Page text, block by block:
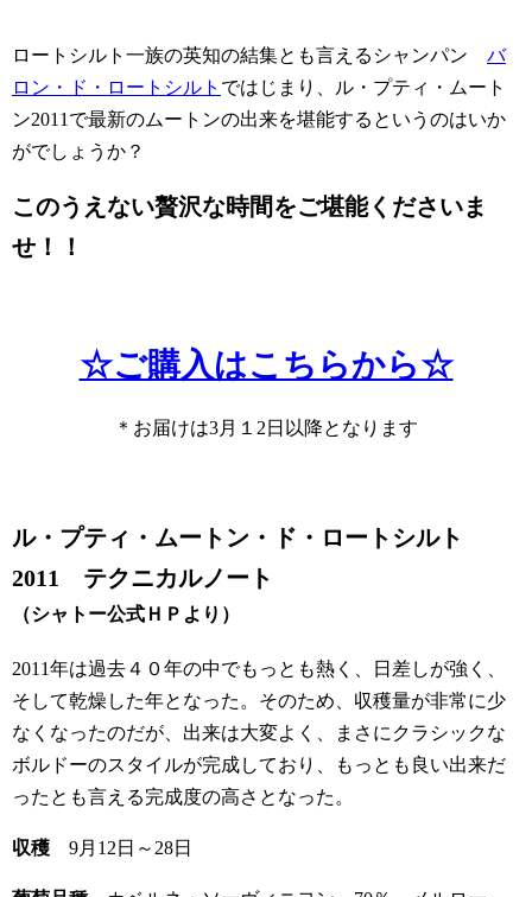
ロートシルト一族の英知の結集とも言えるシャンパン バ
ロン・ド・ロートシルト ではじまり、ル・プティ・ムート
ン2011で最新のムートンの出来を堪能するというのはいか
がでしょうか？
このうえない贅沢な時間をご堪能くださいま
せ！！
☆ご購入はこちらから☆
＊お届けは3月１2日以降となります
ル・プティ・ムートン・ド・ロートシルト
2011 テクニカルノート
（シャトー公式ＨＰより）
2011年は過去４０年の中でもっとも熱く、日差しが強く、
そして乾燥した年となった。そのため、収穫量が非常に少
なくなったのだが、出来は大変よく、まさにクラシックな
ボルドーのスタイルが完成しており、もっとも良い出来だ
ったとも言える完成度の高さとなった。
収穫 9月12日～28日